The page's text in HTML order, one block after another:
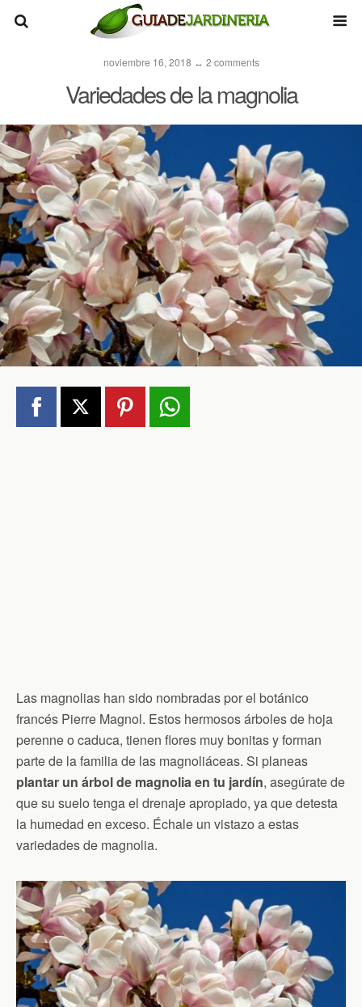
noviembre 16, 2018 ↔ 2 comments
Variedades de la magnolia
Las magnolias han sido nombradas por el botánico
francés Pierre Magnol. Estos hermosos árboles de hoja
perenne o caduca, tienen flores muy bonitas y forman
parte de la familia de las magnoliáceas. Si planeas
plantar un árbol de magnolia en tu jardín, asegúrate de
que su suelo tenga el drenaje apropiado, ya que detesta
la humedad en exceso. Échale un vistazo a estas
variedades de magnolia.